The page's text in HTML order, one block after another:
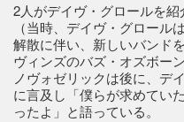
2人がデイヴ・グロールを
（当時、デイヴ・グロール
解散に伴い、新しいバンド
ヴィンズのバズ・オズボー
ノヴォゼリックは後に、デ
に言及し「僕らが求めてい
ったよ」と語っている。